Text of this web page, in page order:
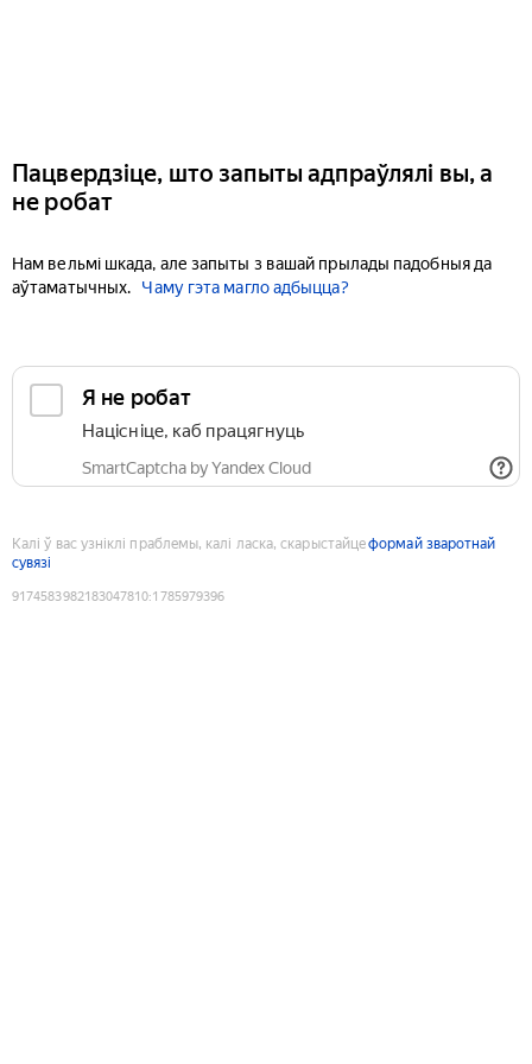
Пацвердзіце, што запыты адпраўлялі вы, а
не робат
Нам вельмі шкада, але запыты з вашай прылады падобныя да
аўтаматычных.
Чаму гэта магло адбыцца?
Я не робат
Націсніце, каб працягнуць
SmartCaptcha by Yandex Cloud
Калі ў вас узніклі праблемы, калі ласка, скарыстайцеформай зваротнай
сувязі
9174583982183047810:1785979396